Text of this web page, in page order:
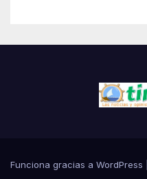
Funciona gracias a WordPress